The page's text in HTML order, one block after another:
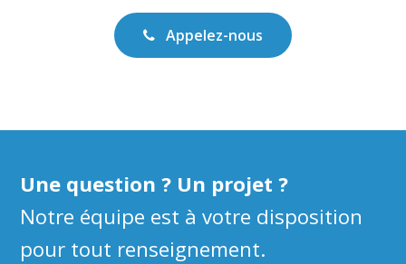
Appelez-nous
Une question ? Un projet ?
Notre équipe est à votre disposition
pour tout renseignement.